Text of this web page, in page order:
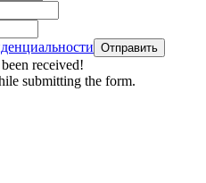
received!
submitting the form.